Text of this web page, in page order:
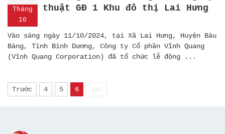
Tháng
10
thuật GĐ 1 Khu đô thị Lai Hưng
Vào sáng ngày 11/10/2024, tại Xã Lai Hưng, Huyện Bàu
Bàng, Tỉnh Bình Dương, Công ty Cổ phần Vĩnh Quang
(Vĩnh Quang Corporation) đã tổ chức lễ động ...
Trước 4 5 6